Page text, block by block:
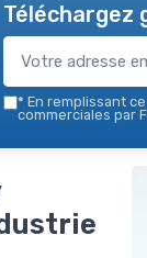
Téléchargez
* En remplissant
commerciales par